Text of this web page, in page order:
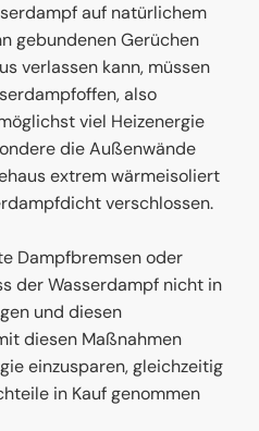
auf natürlichem
gebundenen Gerüchen
verlassen kann, müssen
also
viel Heizenergie
die Außenwände
extrem wärmeisoliert
verschlossen.
Dampfbremsen oder
der Wasserdampf nicht in
und diesen
diesen Maßnahmen
einzusparen, gleichzeitig
in Kauf genommen